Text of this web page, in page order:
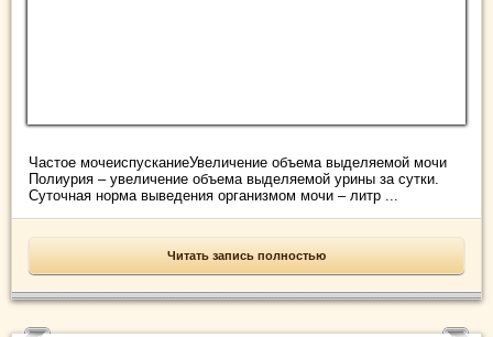
Частое мочеиспусканиеУвеличение объема выделяемой мочи
Полиурия – увеличение объема выделяемой урины за сутки.
Суточная норма выведения организмом мочи – литр ...
Читать запись полностью